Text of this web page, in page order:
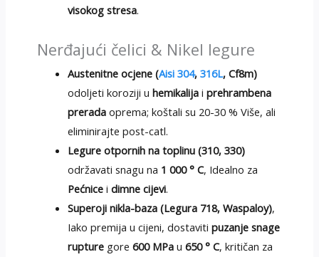
visokog stresa.
Nerđajući čelici & Nikel legure
Austenitne ocjene (Aisi 304,316L, Cf8m)
odoljeti koroziji uhemikalija iprehrambena
prerada oprema; koštali su 20-30 % Više, ali
eliminirajte post-catl.
Legure otpornih na toplinu (310, 330)
održavati snagu na 1 000 ° C, Idealno za
Pećnice idimne cijevi.
Superoji nikla-baza (Legura 718, Waspaloy),
Iako premija u cijeni, dostavitipuzanje snage
rupture gore600 MPa u650 ° C, kritičan za